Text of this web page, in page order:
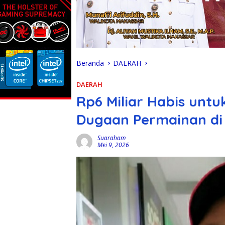
Beranda DAERAH
DAERAH
Rp6 Miliar Habis
Dugaan Permainan
Suaraham
Mei 9, 2026